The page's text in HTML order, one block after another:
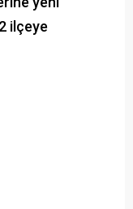
ilçeye